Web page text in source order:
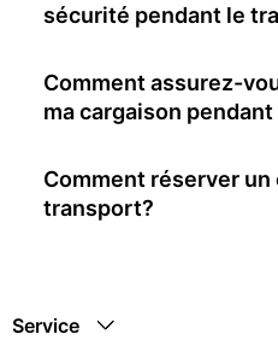
sécurité pendant le
Comment assurez-
ma cargaison
Comment réserver un
transport?
Service